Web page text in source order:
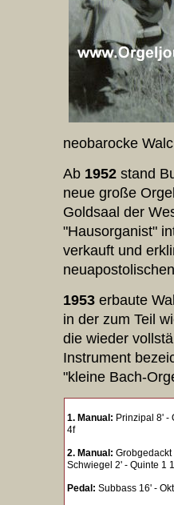
neobarocke
Ab 1952 stand
neue große
Goldsaal der
"Hausorganist"
verkauft und
1953 erbaute
in der zum Teil
die wieder
Instrument
"kleine Bach-
1. Manual: Prinzipal 8' -
4f
2. Manual:
Schwiegel 2' - Quinte 1
Pedal: Subbass 16' -